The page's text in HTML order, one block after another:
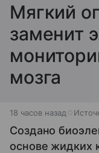
Мягкий
заменит
мозга
18 часов назад
Создано
основе жидких